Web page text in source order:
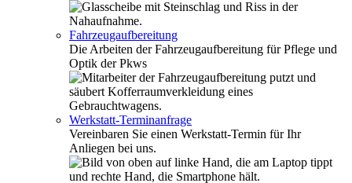
Fahrzeugaufbereitung
Die Arbeiten der Fahrzeugaufbereitung für Pflege und
Optik der Pkws
Werkstatt-Terminanfrage
Vereinbaren Sie einen Werkstatt-Termin für Ihr
Anliegen bei uns.